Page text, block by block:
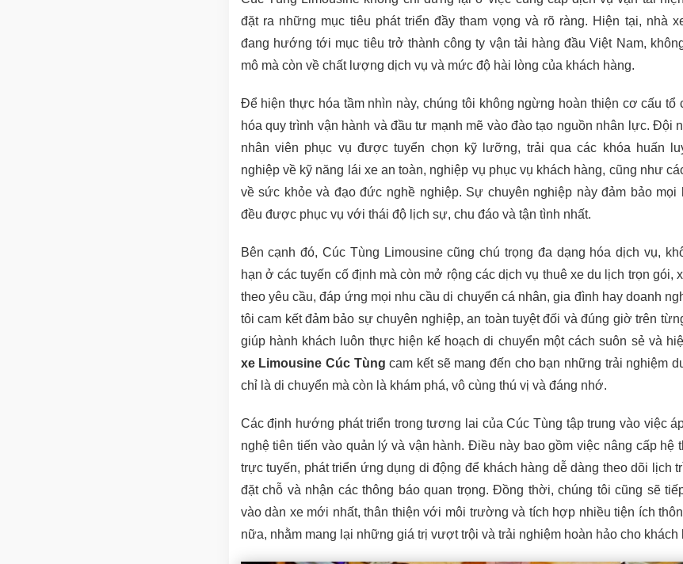
đặt ra những mục tiêu phát triển đầy tham vọng và rõ ràng. Hiện tại, nhà
đang hướng tới mục tiêu trở thành công ty vận tải hàng đầu Việt Nam,
mô mà còn về chất lượng dịch vụ và mức độ hài lòng của khách hàng.
Để hiện thực hóa tầm nhìn này, chúng tôi không ngừng hoàn thiện cơ cấu tổ
hóa quy trình vận hành và đầu tư mạnh mẽ vào đào tạo nguồn nhân lực. Đội
nhân viên phục vụ được tuyển chọn kỹ lưỡng, trải qua các khóa huấn
nghiệp về kỹ năng lái xe an toàn, nghiệp vụ phục vụ khách hàng, cũng như
về sức khỏe và đạo đức nghề nghiệp. Sự chuyên nghiệp này đảm bảo mọi
đều được phục vụ với thái độ lịch sự, chu đáo và tận tình nhất.
Bên cạnh đó, Cúc Tùng Limousine cũng chú trọng đa dạng hóa dịch vụ,
hạn ở các tuyến cố định mà còn mở rộng các dịch vụ thuê xe du lịch trọn gói,
theo yêu cầu, đáp ứng mọi nhu cầu di chuyển cá nhân, gia đình hay doanh
tôi cam kết đảm bảo sự chuyên nghiệp, an toàn tuyệt đối và đúng giờ trên
giúp hành khách luôn thực hiện kế hoạch di chuyển một cách suôn sẻ và
xe Limousine Cúc Tùng cam kết sẽ mang đến cho bạn những trải nghiệm
chỉ là di chuyển mà còn là khám phá, vô cùng thú vị và đáng nhớ.
Các định hướng phát triển trong tương lai của Cúc Tùng tập trung vào việc
nghệ tiên tiến vào quản lý và vận hành. Điều này bao gồm việc nâng cấp hệ
trực tuyến, phát triển ứng dụng di động để khách hàng dễ dàng theo dõi lịch
đặt chỗ và nhận các thông báo quan trọng. Đồng thời, chúng tôi cũng sẽ
vào dàn xe mới nhất, thân thiện với môi trường và tích hợp nhiều tiện ích
nữa, nhằm mang lại những giá trị vượt trội và trải nghiệm hoàn hảo cho khách